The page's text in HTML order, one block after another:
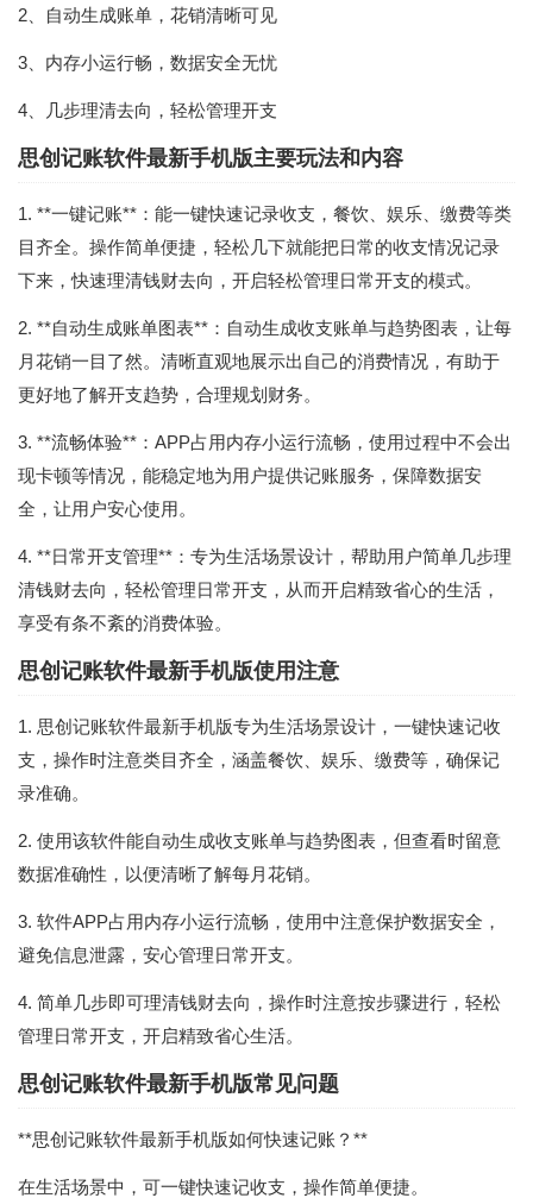
2、自动生成账单，花销清晰可见
3、内存小运行畅，数据安全无忧
4、几步理清去向，轻松管理开支
思创记账软件最新手机版主要玩法和内容
1. **一键记账**：能一键快速记录收支，餐饮、娱乐、缴费等类
目齐全。操作简单便捷，轻松几下就能把日常的收支情况记录
下来，快速理清钱财去向，开启轻松管理日常开支的模式。
2. **自动生成账单图表**：自动生成收支账单与趋势图表，让每
月花销一目了然。清晰直观地展示出自己的消费情况，有助于
更好地了解开支趋势，合理规划财务。
3. **流畅体验**：APP占用内存小运行流畅，使用过程中不会出
现卡顿等情况，能稳定地为用户提供记账服务，保障数据安
全，让用户安心使用。
4. **日常开支管理**：专为生活场景设计，帮助用户简单几步理
清钱财去向，轻松管理日常开支，从而开启精致省心的生活，
享受有条不紊的消费体验。
思创记账软件最新手机版使用注意
1. 思创记账软件最新手机版专为生活场景设计，一键快速记收
支，操作时注意类目齐全，涵盖餐饮、娱乐、缴费等，确保记
录准确。
2. 使用该软件能自动生成收支账单与趋势图表，但查看时留意
数据准确性，以便清晰了解每月花销。
3. 软件APP占用内存小运行流畅，使用中注意保护数据安全，
避免信息泄露，安心管理日常开支。
4. 简单几步即可理清钱财去向，操作时注意按步骤进行，轻松
管理日常开支，开启精致省心生活。
思创记账软件最新手机版常见问题
**思创记账软件最新手机版如何快速记账？**
在生活场景中，可一键快速记收支，操作简单便捷。